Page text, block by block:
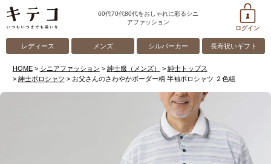
60代70代80代をおしゃれに彩るシニ
アファッション
ログイン
レディース メンズ シルバーカー 長寿祝いギフト
HOME シニアファッション 紳士服（メンズ）
紳士トップス
紳士ポロシャツ
お父さんのさわやかボーダー柄 半袖ポロシャツ ２色組